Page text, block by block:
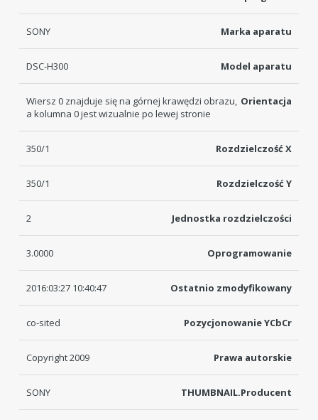
Marka aparatu
SONY
Model aparatu
DSC-H300
Orientacja
Wiersz 0 znajduje się na górnej krawędzi obrazu,
a kolumna 0 jest wizualnie po lewej stronie
Rozdzielczość X
350/1
Rozdzielczość Y
350/1
Jednostka rozdzielczości
2
Oprogramowanie
3.0000
Ostatnio zmodyfikowany
2016:03:27 10:40:47
Pozycjonowanie YCbCr
co-sited
Prawa autorskie
Copyright 2009
THUMBNAIL.Producent
SONY